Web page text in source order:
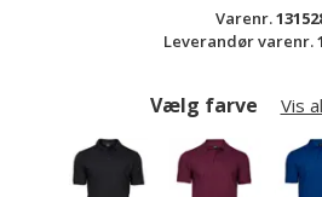
Varenr.
Leverandør varenr.
Vælg farve Vis